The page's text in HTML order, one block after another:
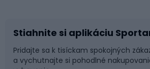
Príslušenstvo k bicyklom
Časti bicyklov
Sane a kĺzačky
Snowboard
Stiahnite si aplikáciu
Pridajte sa k tisíckam spokojných
a vychutnajte si pohodlné